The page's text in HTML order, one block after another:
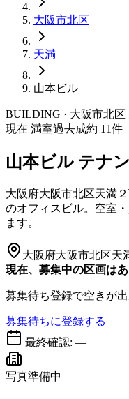
大阪市北区
天満
山本ビル
BUILDING · 大阪市北区
現在 満室過去成約 11件
山本ビル テナ
大阪府大阪市北区天満
のオフィスビル。空室
ます。
大阪府大阪市北区天
現在、募集中の区画は
募集待ち登録で空きが
募集待ちに登録する
最終確認: —
写真準備中